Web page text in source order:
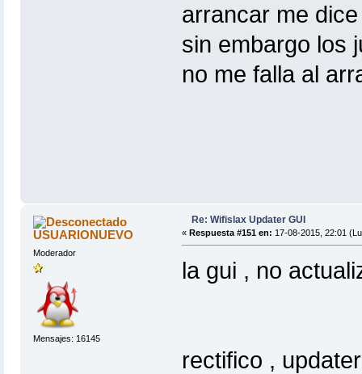
arrancar me
sin embargo los
no me falla al
USUARIONUEVO
Moderador
Mensajes: 16145
Re: Wifislax Updater GUI
« Respuesta #151 en: 17-08-2015, 22:01
la gui , no
rectifico ,